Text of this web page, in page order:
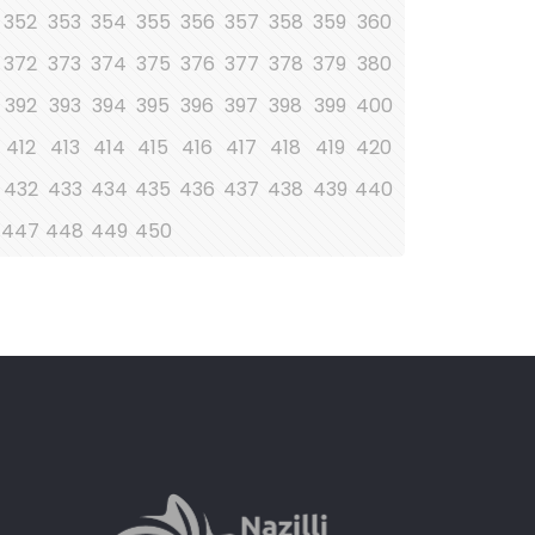
352 353 354 355 356 357 358 359 360
372 373 374 375 376 377 378 379 380
392 393 394 395 396 397 398 399 400
412 413 414 415 416 417 418 419 420
432 433 434 435 436 437 438 439 440
447 448 449 450